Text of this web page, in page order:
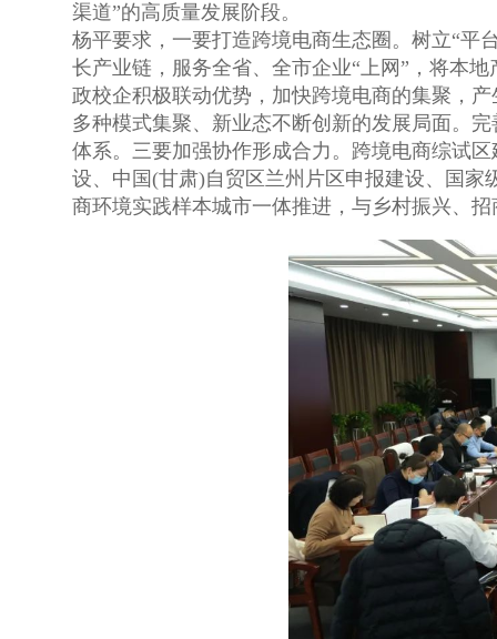
渠道”的高质量发展阶段。
杨平要求，一要打造跨境电商生态圈。树立“平
长产业链，服务全省、全市企业“上网”，将本
政校企积极联动优势，加快跨境电商的集聚，
多种模式集聚、新业态不断创新的发展局面。
体系。三要加强协作形成合力。跨境电商综试
设、中国(甘肃)自贸区兰州片区申报建设、国家
商环境实践样本城市一体推进，与乡村振兴、